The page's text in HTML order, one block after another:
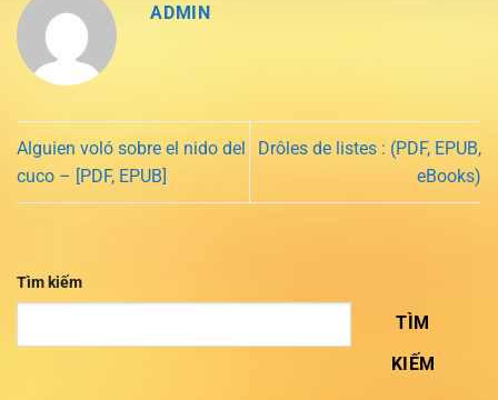
ADMIN
Alguien voló sobre el nido del
cuco – [PDF, EPUB]
Drôles de listes : (PDF, EPUB,
eBooks)
Tìm kiếm
TÌM
KIẾM